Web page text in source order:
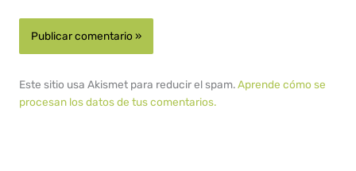
Este sitio usa Akismet para reducir el spam.Aprende cómo se
procesan los datos de tus comentarios.